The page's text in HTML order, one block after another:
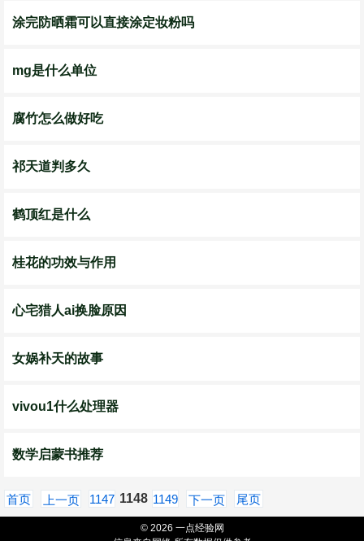
涂完防晒霜可以直接涂定妆粉吗
mg是什么单位
腐竹怎么做好吃
祁天道判多久
鹤顶红是什么
桂花的功效与作用
心宅猎人ai换脸原因
女娲补天的故事
vivou1什么处理器
数学启蒙书推荐
首页 上一页 1147 1148 1149 下一页 尾页
© 2026 一点经验网